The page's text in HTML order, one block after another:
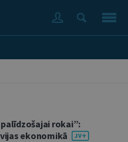
rokai”:
ekonomikā